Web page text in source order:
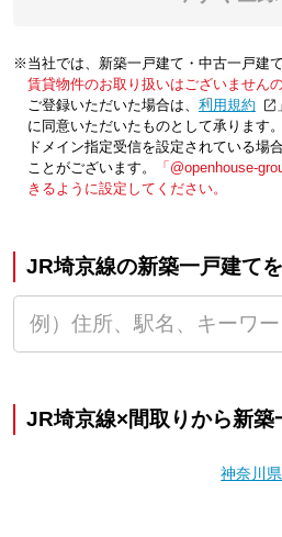
※当社では、新築一戸建て・中古一戸建
賃貸物件のお取り扱いはございません
ご登録いただいた場合は、「利用規約
に同意いただいたものとして承ります。
ドメイン指定受信を設定されている場
ことがございます。
「@openhouse-
きるように設定してください。
JR埼京線の新築一戸建て
JR埼京線×間取りから新築
神奈川